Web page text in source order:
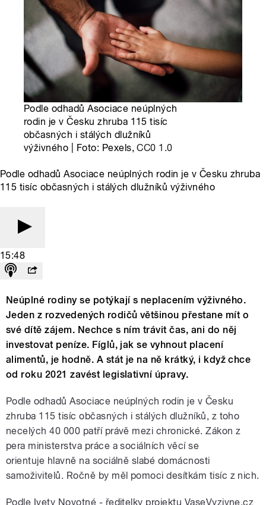
Podle odhadů Asociace neúplných
rodin je v Česku zhruba 115 tisíc
občasných i stálých dlužníků
výživného | Foto: Pexels,CC0 1.0
Podle odhadů Asociace neúplných rodin je v Česku zhruba
115 tisíc občasných i stálých dlužníků výživného
15:48
Neúplné rodiny se potýkají s neplacením výživného.
Jeden z rozvedených rodičů většinou přestane mít o
své dítě zájem. Nechce s ním trávit čas, ani do něj
investovat peníze. Fíglů, jak se vyhnout placení
alimentů, je hodně. A stát je na ně krátký, i když chce
od roku 2021 zavést legislativní úpravy.
Podle odhadů Asociace neúplných rodin je v Česku
zhruba 115 tisíc občasných i stálých dlužníků, z toho
necelých 40 000 patří právě mezi chronické. Zákon z
pera ministerstva práce a sociálních věcí se
orientuje hlavně na sociálně slabé domácnosti
samoživitelů. Ročně by měl pomoci desítkám tisíc z nich.
Podle Ivety Novotné - ředitelky projektu VaseVyzivne.cz